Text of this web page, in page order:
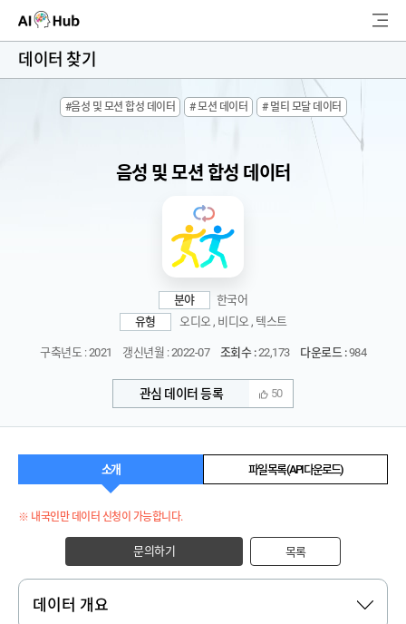
AI-Hub
AI 개발지원
색
데이터 찾기
#음성 및 모션 합성 데이터 # 모션 데이터 # 멀티 모달 데이터
음성 및 모션 합성 데이터
분야
한국어
유형
오디오 , 비디오 , 텍스트
구축년도 : 2021 갱신년월 : 2022-07 조회수 :22,173 다운로드 :984
관심 데이터 등록 50
소개 파일 목록 (API 다운로드)
※ 내국인만 데이터 신청이 가능합니다.
문의하기 목록
데이터 개요